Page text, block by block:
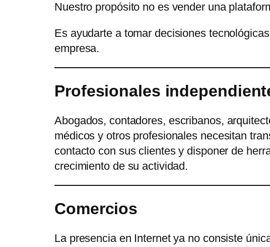
Nuestro propósito no es vender una
Es ayudarte a tomar decisiones
empresa.
Profesionales
Abogados, contadores, escribanos,
médicos y otros profesionales necesitan
contacto con sus clientes y disponer de
crecimiento de su actividad.
Comercios
La presencia en Internet ya no consiste